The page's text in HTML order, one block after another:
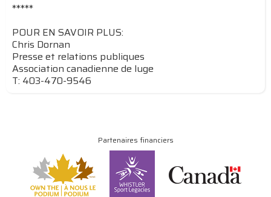
*****
POUR EN SAVOIR PLUS:
Chris Dornan
Presse et relations publiques
Association canadienne de luge
T: 403-470-9546
Partenaires financiers